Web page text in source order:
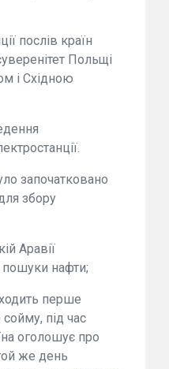
послів країн
Польщі
і Східною
започатковано
збору
Аравії
нафти;
перше
сойму, під час
оголошує про
же день